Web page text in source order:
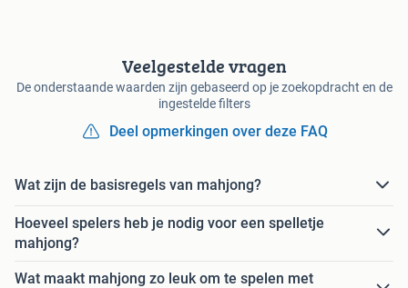
Veelgestelde vragen
De onderstaande waarden zijn gebaseerd op je zoekopdracht en de
ingestelde filters
Deel opmerkingen over deze FAQ
Wat zijn de basisregels van mahjong?
Hoeveel spelers heb je nodig voor een spelletje
mahjong?
Wat maakt mahjong zo leuk om te spelen met